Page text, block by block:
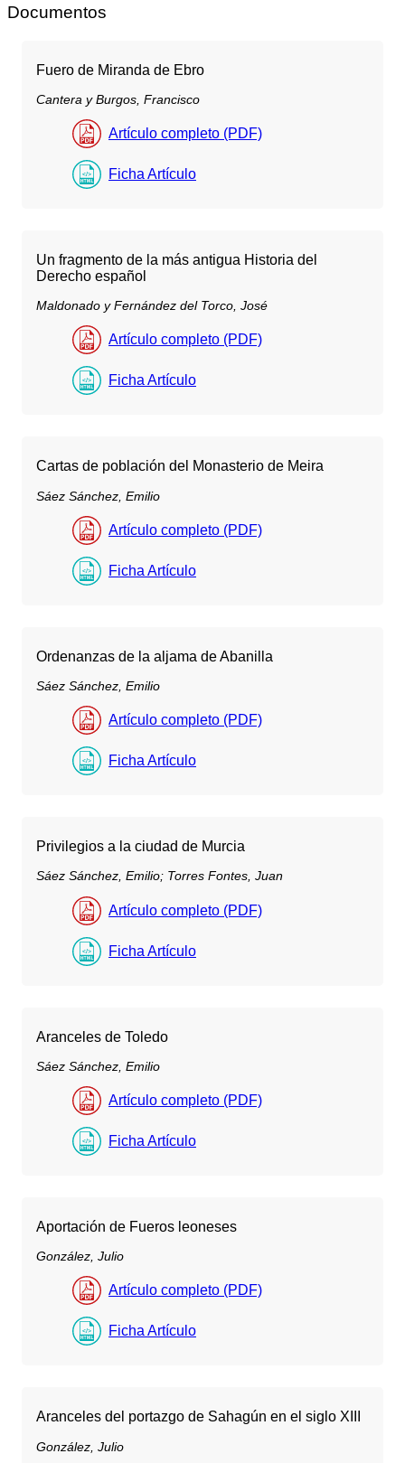
Documentos
Fuero de Miranda de Ebro
Cantera y Burgos, Francisco
Artículo completo (PDF)
Ficha Artículo
Un fragmento de la más antigua Historia del
Derecho español
Maldonado y Fernández del Torco, José
Artículo completo (PDF)
Ficha Artículo
Cartas de población del Monasterio de Meira
Sáez Sánchez, Emilio
Artículo completo (PDF)
Ficha Artículo
Ordenanzas de la aljama de Abanilla
Sáez Sánchez, Emilio
Artículo completo (PDF)
Ficha Artículo
Privilegios a la ciudad de Murcia
Sáez Sánchez, Emilio; Torres Fontes, Juan
Artículo completo (PDF)
Ficha Artículo
Aranceles de Toledo
Sáez Sánchez, Emilio
Artículo completo (PDF)
Ficha Artículo
Aportación de Fueros leoneses
González, Julio
Artículo completo (PDF)
Ficha Artículo
Aranceles del portazgo de Sahagún en el siglo XIII
González, Julio